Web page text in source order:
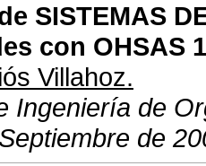
SISTEMAS
con OHSAS
Villahoz.
Ingeniería de
de